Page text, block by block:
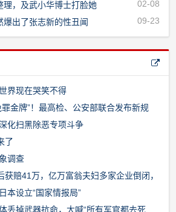
02-08
理，及武小华博士打脸她
09-23
出了张志新的性丑闻
界现在哭笑不得
罪金牌”！最高检、公安部联合发布新规
化扫黑除恶专项斗争
了
调查
获赔41万，亿万富翁夫妇多家企业倒闭，
本设立“国家情报局”
丢掉武器抗命，大喊“所有军官都去死